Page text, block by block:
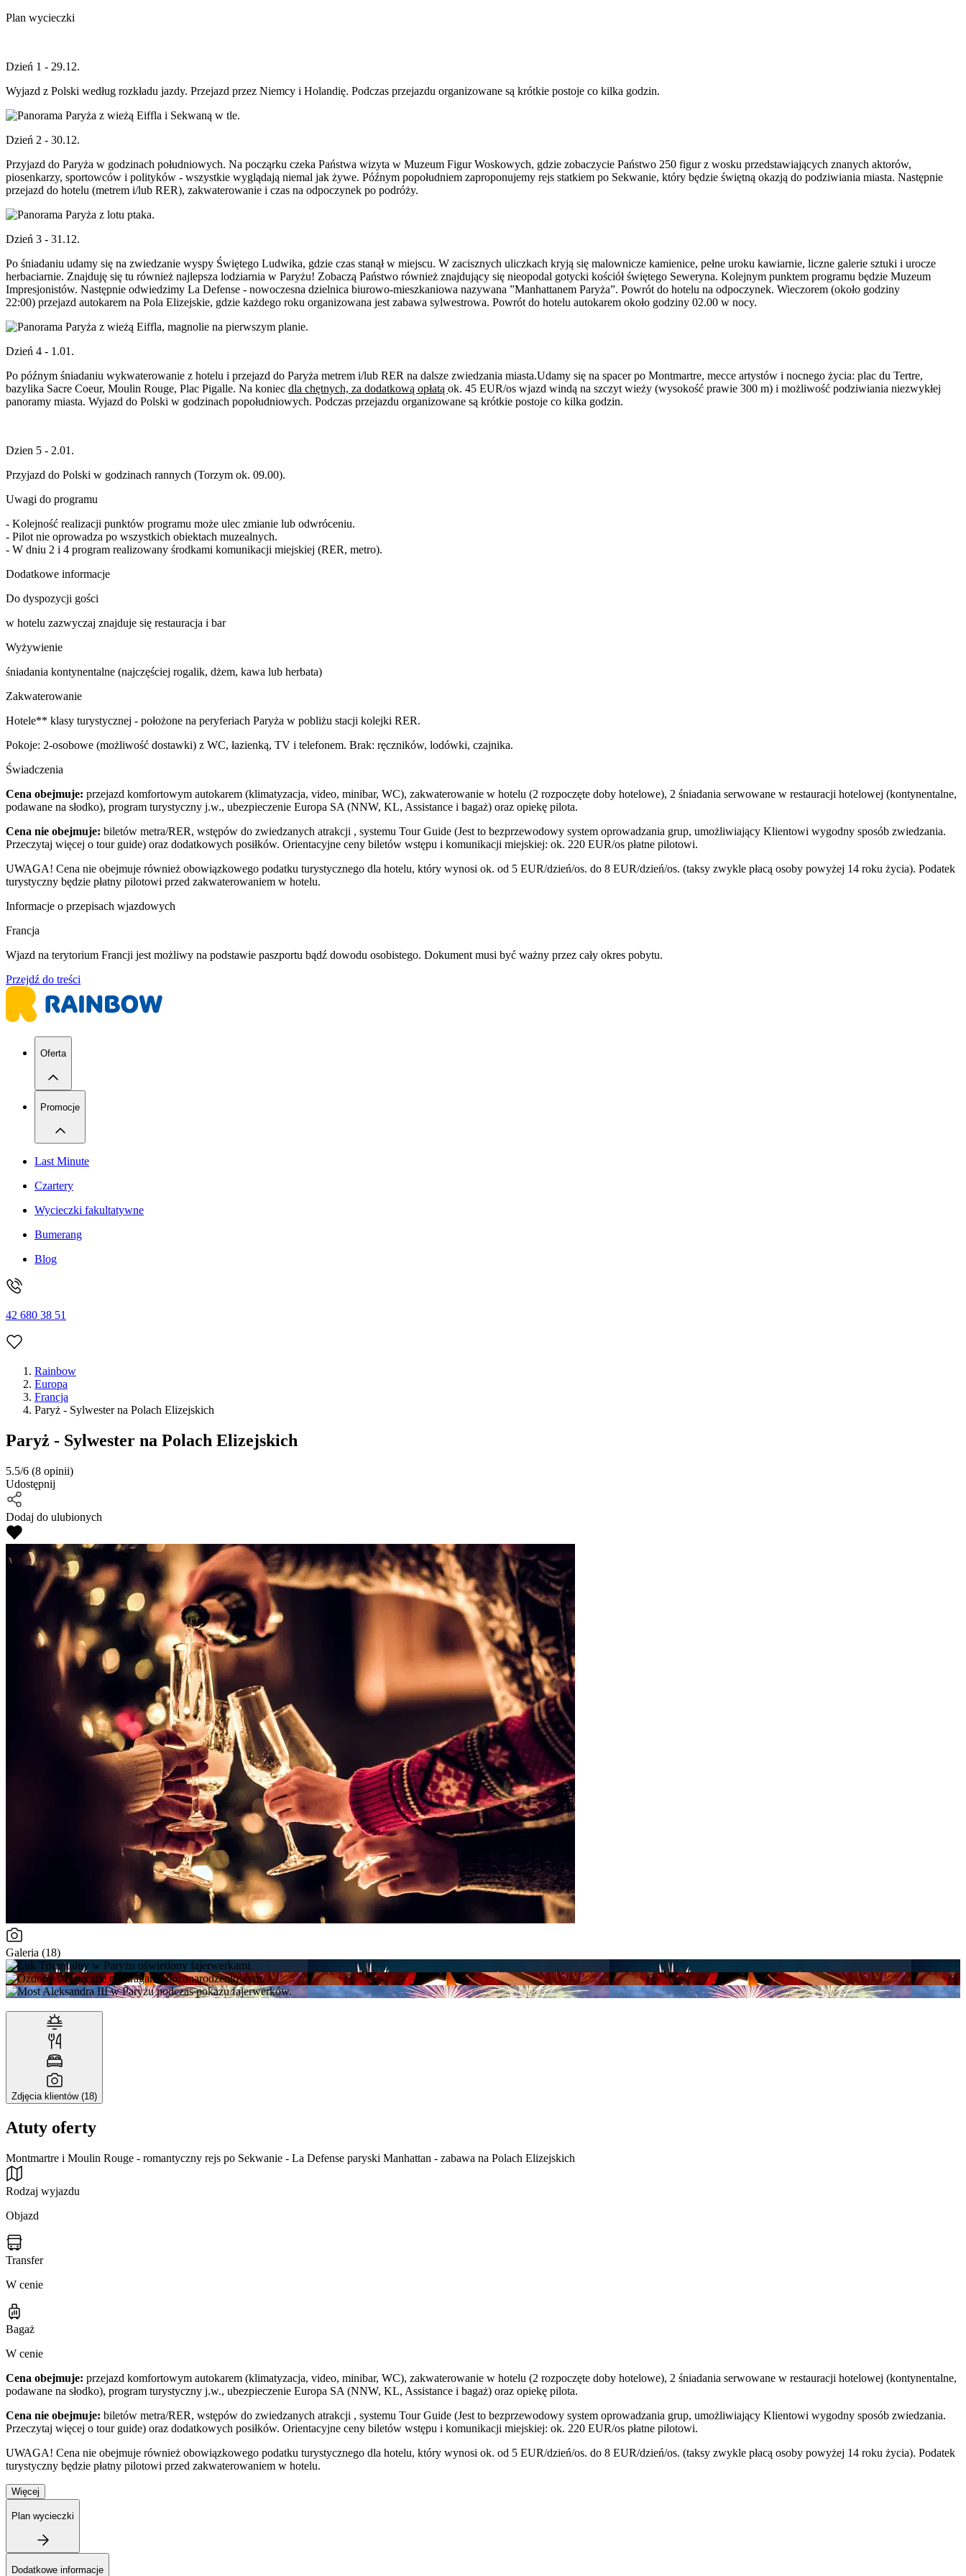
Plan wycieczki
Dzień 1 - 29.12.
Wyjazd z Polski według rozkładu jazdy. Przejazd przez Niemcy i Holandię. Podczas przejazdu organizowane są krótkie postoje co kilka godzin.
Dzień 2 - 30.12.
Przyjazd do Paryża w godzinach południowych. Na począrku czeka Państwa wizyta w Muzeum Figur Woskowych, gdzie zobaczycie Państwo 250 figur z wosku przedstawiających znanych aktorów,
piosenkarzy, sportowców i polityków - wszystkie wyglądają niemal jak żywe. Późnym popołudniem zaproponujemy rejs statkiem po Sekwanie, który będzie świętną okazją do podziwiania miasta. Następnie
przejazd do hotelu (metrem i/lub RER), zakwaterowanie i czas na odpoczynek po podróży.
Dzień 3 - 31.12.
Po śniadaniu udamy się na zwiedzanie wyspy Świętego Ludwika, gdzie czas stanął w miejscu. W zacisznych uliczkach kryją się malownicze kamienice, pełne uroku kawiarnie, liczne galerie sztuki i urocze
herbaciarnie. Znajduję się tu również najlepsza lodziarnia w Paryżu! Zobaczą Państwo również znajdujący się nieopodal gotycki kościół świętego Seweryna. Kolejnym punktem programu będzie Muzeum
Impresjonistów. Następnie odwiedzimy La Defense - nowoczesna dzielnica biurowo-mieszkaniowa nazywana ”Manhattanem Paryża”. Powrót do hotelu na odpoczynek. Wieczorem (około godziny
22:00) przejazd autokarem na Pola Elizejskie, gdzie każdego roku organizowana jest zabawa sylwestrowa. Powrót do hotelu autokarem około godziny 02.00 w nocy.
Dzień 4 - 1.01.
Po późnym śniadaniu wykwaterowanie z hotelu i przejazd do Paryża metrem i/lub RER na dalsze zwiedzania miasta.Udamy się na spacer po Montmartre, mecce artystów i nocnego życia: plac du Tertre,
bazylika Sacre Coeur, Moulin Rouge, Plac Pigalle. Na koniec dla chętnych, za dodatkową opłatą ok. 45 EUR/os wjazd windą na szczyt wieży (wysokość prawie 300 m) i możliwość podziwiania niezwykłej
panoramy miasta. Wyjazd do Polski w godzinach popołudniowych. Podczas przejazdu organizowane są krótkie postoje co kilka godzin.
Dzien 5 - 2.01.
Przyjazd do Polski w godzinach rannych (Torzym ok. 09.00).
Uwagi do programu
- Kolejność realizacji punktów programu może ulec zmianie lub odwróceniu.
- Pilot nie oprowadza po wszystkich obiektach muzealnych.
- W dniu 2 i 4 program realizowany środkami komunikacji miejskiej (RER, metro).
Dodatkowe informacje
Do dyspozycji gości
w hotelu zazwyczaj znajduje się restauracja i bar
Wyżywienie
śniadania kontynentalne (najczęściej rogalik, dżem, kawa lub herbata)
Zakwaterowanie
Hotele** klasy turystycznej - położone na peryferiach Paryża w pobliżu stacji kolejki RER.
Pokoje: 2-osobowe (możliwość dostawki) z WC, łazienką, TV i telefonem. Brak: ręczników, lodówki, czajnika.
Świadczenia
Cena obejmuje: przejazd komfortowym autokarem (klimatyzacja, video, minibar, WC), zakwaterowanie w hotelu (2 rozpoczęte doby hotelowe), 2 śniadania serwowane w restauracji hotelowej (kontynentalne,
podawane na słodko), program turystyczny j.w., ubezpieczenie Europa SA (NNW, KL, Assistance i bagaż) oraz opiekę pilota.
Cena nie obejmuje: biletów metra/RER, wstępów do zwiedzanych atrakcji , systemu Tour Guide (Jest to bezprzewodowy system oprowadzania grup, umożliwiający Klientowi wygodny sposób zwiedzania.
Przeczytaj więcej o tour guide) oraz dodatkowych posiłków. Orientacyjne ceny biletów wstępu i komunikacji miejskiej: ok. 220 EUR/os płatne pilotowi.
UWAGA! Cena nie obejmuje również obowiązkowego podatku turystycznego dla hotelu, który wynosi ok. od 5 EUR/dzień/os. do 8 EUR/dzień/os. (taksy zwykle płacą osoby powyżej 14 roku życia). Podatek
turystyczny będzie płatny pilotowi przed zakwaterowaniem w hotelu.
Informacje o przepisach wjazdowych
Francja
​Wjazd na terytorium Francji jest możliwy na podstawie paszportu bądź dowodu osobistego. Dokument musi być ważny przez cały okres pobytu.
Przejdź do treści
Oferta
Promocje
Last Minute
Czartery
Wycieczki fakultatywne
Bumerang
Blog
42 680 38 51
Rainbow
Europa
Francja
Paryż - Sylwester na Polach Elizejskich
Paryż - Sylwester na Polach Elizejskich
5.5/6 (8 opinii)
Udostępnij
Dodaj do ulubionych
Galeria (18)
Zdjęcia klientów (18)
Atuty oferty
Montmartre i Moulin Rouge - romantyczny rejs po Sekwanie - La Defense paryski Manhattan - zabawa na Polach Elizejskich
Rodzaj wyjazdu
Objazd
Transfer
W cenie
Bagaż
W cenie
Cena obejmuje: przejazd komfortowym autokarem (klimatyzacja, video, minibar, WC), zakwaterowanie w hotelu (2 rozpoczęte doby hotelowe), 2 śniadania serwowane w restauracji hotelowej (kontynentalne,
podawane na słodko), program turystyczny j.w., ubezpieczenie Europa SA (NNW, KL, Assistance i bagaż) oraz opiekę pilota.
Cena nie obejmuje: biletów metra/RER, wstępów do zwiedzanych atrakcji , systemu Tour Guide (Jest to bezprzewodowy system oprowadzania grup, umożliwiający Klientowi wygodny sposób zwiedzania.
Przeczytaj więcej o tour guide) oraz dodatkowych posiłków. Orientacyjne ceny biletów wstępu i komunikacji miejskiej: ok. 220 EUR/os płatne pilotowi.
UWAGA! Cena nie obejmuje również obowiązkowego podatku turystycznego dla hotelu, który wynosi ok. od 5 EUR/dzień/os. do 8 EUR/dzień/os. (taksy zwykle płacą osoby powyżej 14 roku życia). Podatek
turystyczny będzie płatny pilotowi przed zakwaterowaniem w hotelu.
Więcej
Plan wycieczki
Dodatkowe informacje